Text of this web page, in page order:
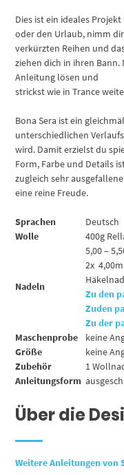
Dies ist ein ideales
oder den Urlaub, nimm
verkürzten Reihen und
ziehen dich in ihren
Anleitung lösen und
strickst wie in Trance
Bona Sera ist ein
unterschiedlichen
wird. Damit erzielst du
Form, Farbe und Details
zugleich sehr
eine reine Freude.
Sprachen
Deutsch
Wolle
400g
Nadeln
5,00 –
2x
Zu den
Zuden
Zu der
Maschenprobe
keine
Größe
keine
Zubehör
1
Anleitungsform
Über die
Weitere Anleitungen von